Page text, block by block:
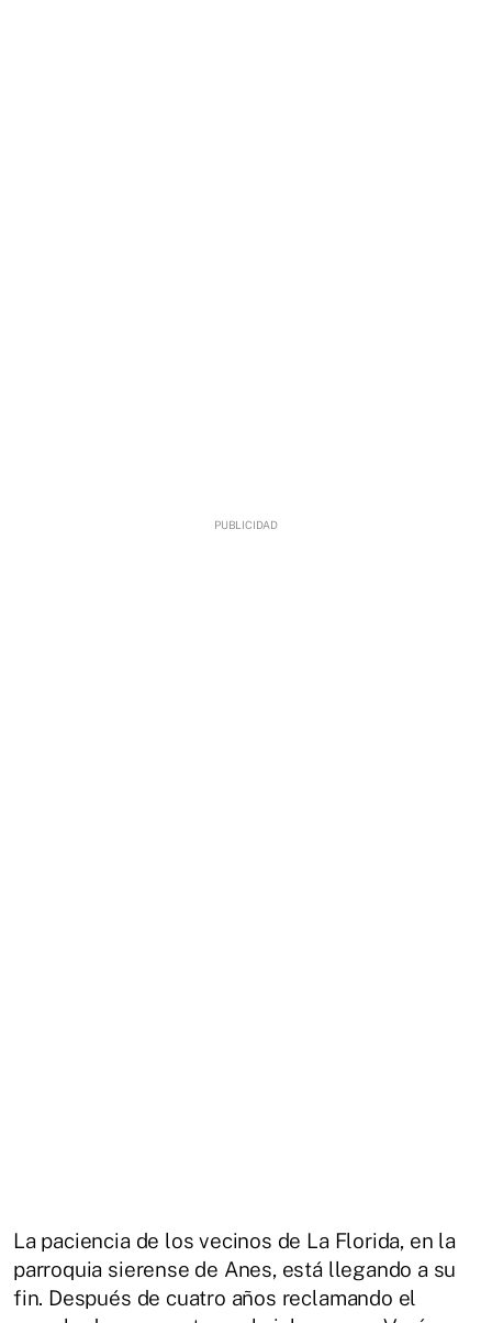
La paciencia de los vecinos de La Florida, en la
parroquia sierense de Anes, está llegando a su
fin. Después de cuatro años reclamando el